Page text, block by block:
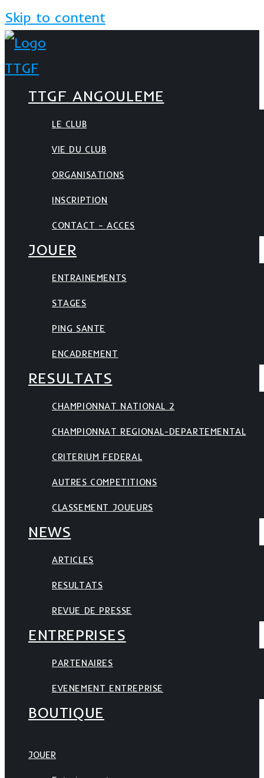
Skip to content
TTGF ANGOULEME
LE CLUB
VIE DU CLUB
ORGANISATIONS
INSCRIPTION
CONTACT – ACCES
JOUER
ENTRAINEMENTS
STAGES
PING SANTE
ENCADREMENT
RESULTATS
CHAMPIONNAT NATIONAL 2
CHAMPIONNAT REGIONAL-DEPARTEMENTAL
CRITERIUM FEDERAL
AUTRES COMPETITIONS
CLASSEMENT JOUEURS
NEWS
ARTICLES
RESULTATS
REVUE DE PRESSE
ENTREPRISES
PARTENAIRES
EVENEMENT ENTREPRISE
BOUTIQUE
JOUER